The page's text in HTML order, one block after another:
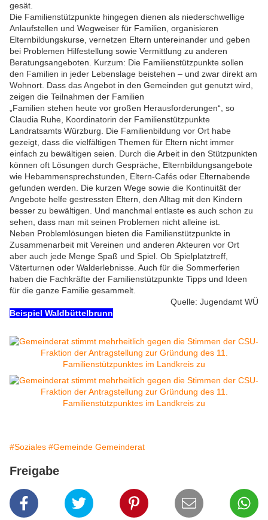
gesät.
Die Familienstützpunkte hingegen dienen als niederschwellige
Anlaufstellen und Wegweiser für Familien, organisieren
Elternbildungskurse, vernetzen Eltern untereinander und geben
bei Problemen Hilfestellung sowie Vermittlung zu anderen
Beratungsangeboten. Kurzum: Die Familienstützpunkte sollen
den Familien in jeder Lebenslage beistehen – und zwar direkt am
Wohnort. Dass das Angebot in den Gemeinden gut genutzt wird,
zeigen die Teilnahmen der Familien
„Familien stehen heute vor großen Herausforderungen“, so
Claudia Ruhe, Koordinatorin der Familienstützpunkte
Landratsamts Würzburg. Die Familienbildung vor Ort habe
gezeigt, dass die vielfältigen Themen für Eltern nicht immer
einfach zu bewältigen seien. Durch die Arbeit in den Stützpunkten
können oft Lösungen durch Gespräche, Elternbildungsangebote
wie Hebammensprechstunden, Eltern-Cafés oder Elternabende
gefunden werden. Die kurzen Wege sowie die Kontinuität der
Angebote helfe gestressten Eltern, den Alltag mit den Kindern
besser zu bewältigen. Und manchmal entlaste es auch schon zu
sehen, dass man mit seinen Problemen nicht alleine ist.
Neben Problemlösungen bieten die Familienstützpunkte in
Zusammenarbeit mit Vereinen und anderen Akteuren vor Ort
aber auch jede Menge Spaß und Spiel. Ob Spielplatztreff,
Väterturnen oder Walderlebnisse. Auch für die Sommerferien
haben die Fachkräfte der Familienstützpunkte Tipps und Ideen
für die ganze Familie gesammelt.
Quelle: Jugendamt WÜ
Beispiel Waldbüttelbrunn
#Soziales #Gemeinde Gemeinderat
Freigabe